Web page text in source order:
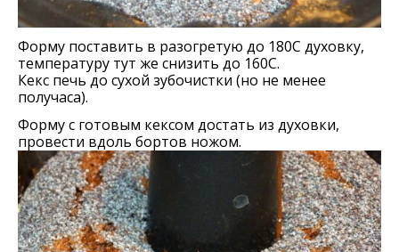
Форму поставить в разогретую до 180С духовку,
температуру тут же снизить до 160С.
Кекс печь до сухой зубочистки (но не менее
получаса).
Форму с готовым кексом достать из духовки,
провести вдоль бортов ножом.